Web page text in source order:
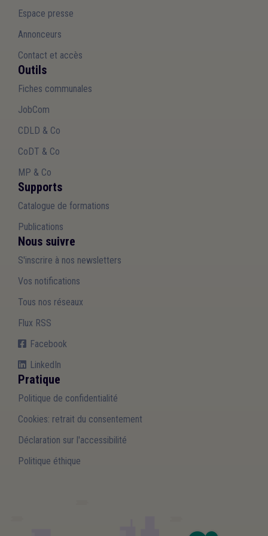
Espace presse
Annonceurs
Contact et accès
Outils
Fiches communales
JobCom
CDLD & Co
CoDT & Co
MP & Co
Supports
Catalogue de formations
Publications
Nous suivre
S'inscrire à nos newsletters
Vos notifications
Tous nos réseaux
Flux RSS
Facebook
LinkedIn
Pratique
Politique de confidentialité
Cookies: retrait du consentement
Déclaration sur l'accessibilité
Politique éthique